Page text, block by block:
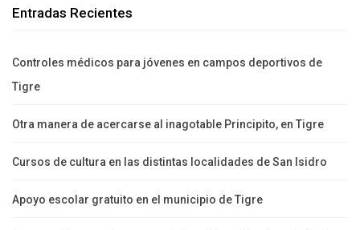
Entradas Recientes
Controles médicos para jóvenes en campos deportivos de
Tigre
Otra manera de acercarse al inagotable Principito, en Tigre
Cursos de cultura en las distintas localidades de San Isidro
Apoyo escolar gratuito en el municipio de Tigre